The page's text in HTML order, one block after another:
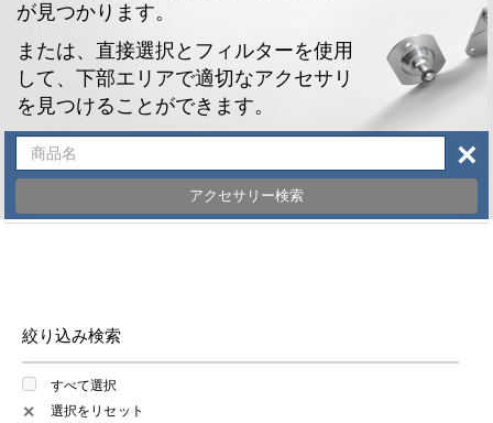
が見つかります。
または、直接選択とフィルターを使用
して、下部エリアで適切なアクセサリ
を見つけることができます。
アクセサリー検索
×
絞り込み検索
すべて選択
✕ 選択をリセット